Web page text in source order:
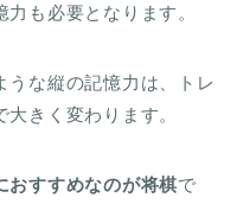
も必要となります。
うな縦の記憶力は、トレ
きく変わります。
おすすめなのが将棋で